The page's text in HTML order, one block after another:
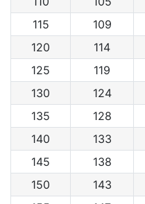
115
109
120
114
125
119
130
124
135
128
140
133
145
138
150
143